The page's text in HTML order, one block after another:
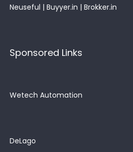
Neuseful | Buyyer.in | Brokker.in
Sponsored Links
Wetech Automation
DeLago